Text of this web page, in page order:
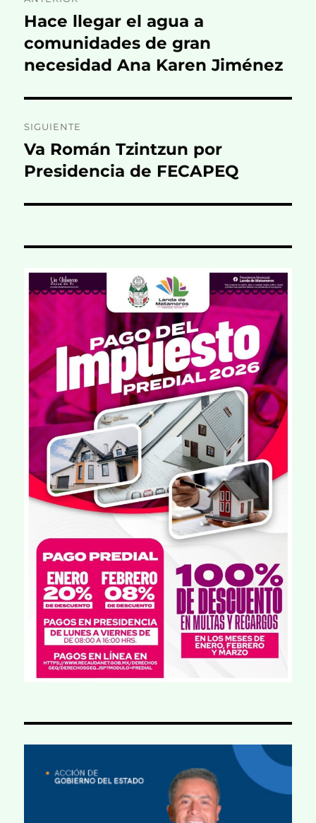
de
entradas
Entrada
anterior:
Hace llegar el agua a
comunidades de gran
necesidad Ana Karen Jiménez
SIGUIENTE
Entrada
siguiente:
Va Román Tzintzun por
Presidencia de FECAPEQ